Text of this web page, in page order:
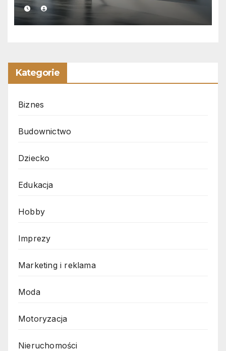
Kategorie
Biznes
Budownictwo
Dziecko
Edukacja
Hobby
Imprezy
Marketing i reklama
Moda
Motoryzacja
Nieruchomości